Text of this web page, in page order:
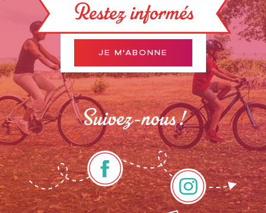
Restez informés
JE M'ABONNE
Suivez-nous !